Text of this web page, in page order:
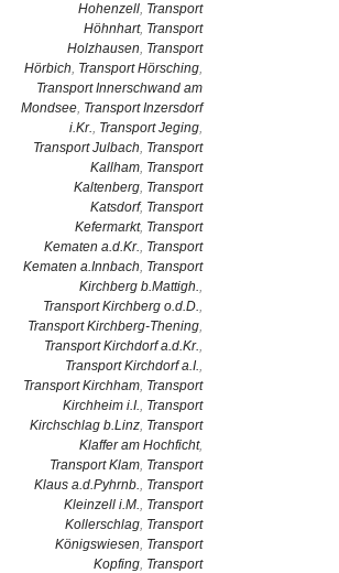
Hohenzell, Transport
Höhnhart, Transport
Holzhausen, Transport
Hörbich, Transport Hörsching,
Transport Innerschwand am
Mondsee, Transport Inzersdorf
i.Kr., Transport Jeging,
Transport Julbach, Transport
Kallham, Transport
Kaltenberg, Transport
Katsdorf, Transport
Kefermarkt, Transport
Kematen a.d.Kr., Transport
Kematen a.Innbach, Transport
Kirchberg b.Mattigh.,
Transport Kirchberg o.d.D.,
Transport Kirchberg-Thening,
Transport Kirchdorf a.d.Kr.,
Transport Kirchdorf a.I.,
Transport Kirchham, Transport
Kirchheim i.I., Transport
Kirchschlag b.Linz, Transport
Klaffer am Hochficht,
Transport Klam, Transport
Klaus a.d.Pyhrnb., Transport
Kleinzell i.M., Transport
Kollerschlag, Transport
Königswiesen, Transport
Kopfing, Transport